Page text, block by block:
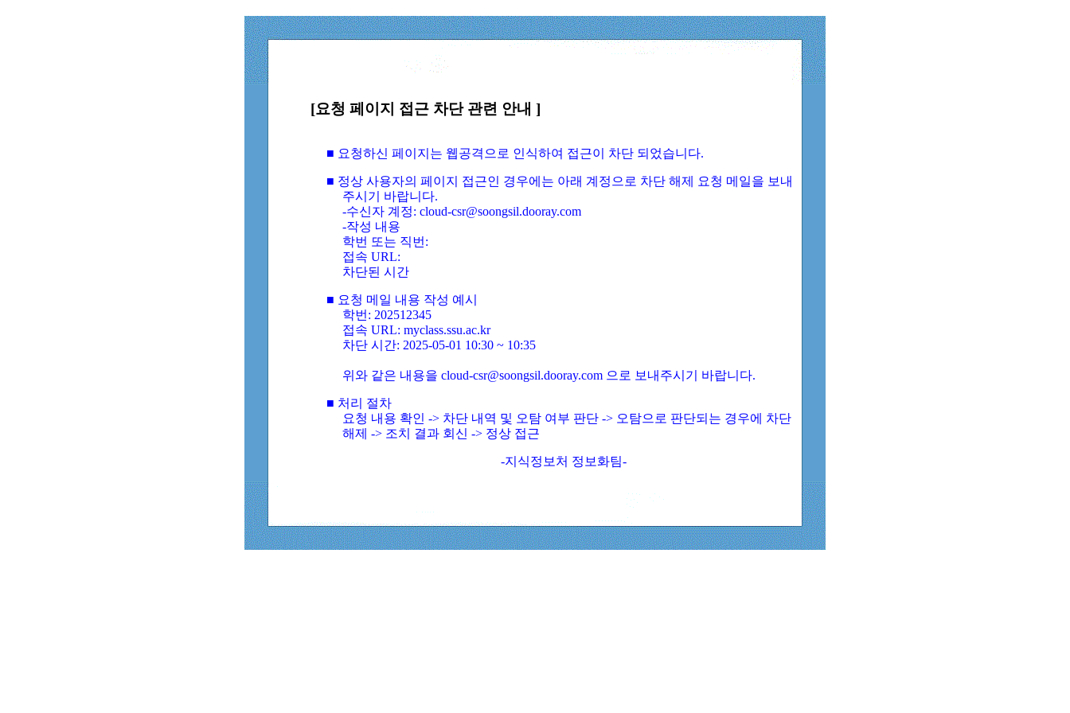
[요청 페이지 접근 차단 관련 안내 ]
■ 요청하신 페이지는 웹공격으로 인식하여 접근이 차단 되었습니다.
■ 정상 사용자의 페이지 접근인 경우에는 아래 계정으로 차단 해제 요청 메일을 보내
주시기 바랍니다.
-수신자 계정: cloud-csr@soongsil.dooray.com
-작성 내용
학번 또는 직번:
접속 URL:
차단된 시간
■ 요청 메일 내용 작성 예시
학번: 202512345
접속 URL: myclass.ssu.ac.kr
차단 시간: 2025-05-01 10:30 ~ 10:35
위와 같은 내용을 cloud-csr@soongsil.dooray.com 으로 보내주시기 바랍니다.
■ 처리 절차
요청 내용 확인 -> 차단 내역 및 오탐 여부 판단 -> 오탐으로 판단되는 경우에 차단
해제 -> 조치 결과 회신 -> 정상 접근
-지식정보처 정보화팀-